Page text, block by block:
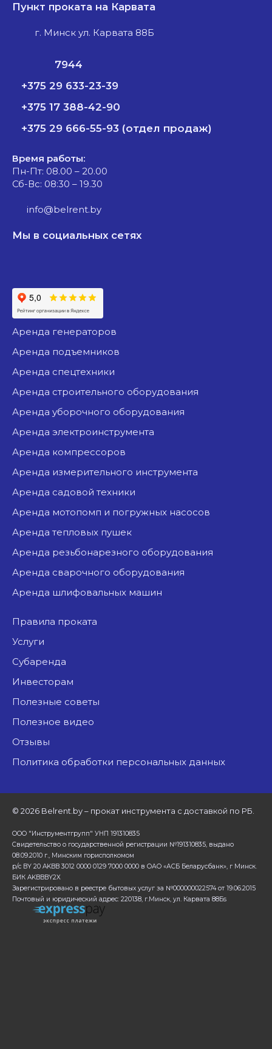
Пункт проката на Карвата
г. Минск ул. Карвата 88Б
7944
+375 29 633-23-39
+375 17 388-42-90
+375 29 666-55-93 (отдел продаж)
Время работы:
Пн-Пт: 08.00 – 20.00
Сб-Вс: 08:30 – 19.30
info@belrent.by
Мы в социальных сетях
аренда генераторов
аренда подъемников
аренда спецтехники
аренда строительного оборудования
аренда уборочного оборудования
аренда электроинструмента
аренда компрессоров
аренда измерительного инструмента
аренда садовой техники
аренда мотопомп и погружных насосов
аренда тепловых пушек
аренда резьбонарезного оборудования
аренда сварочного оборудования
аренда шлифовальных машин
Правила проката
Услуги
Субаренда
Инвесторам
Полезные советы
Полезное видео
Отзывы
Политика обработки персональных данных
© 2026 Belrent.by – прокат инструмента с доставкой по РБ.
ООО "Инструментгрупп" УНП 191310835
Свидетельство о государственной регистрации №191310835, выдано
08.09.2010 г., Минским горисполкомом
р/с BY 20 AKBB 3012 0000 0129 7000 0000 в ОАО «АСБ Беларусбанк», г Минск.
БИК AKBBBY2X
Зарегистрировано в реестре бытовых услуг за №000000022574 от 19.06.2015
Почтовый и юридический адрес: 220138, г.Минск, ул. Карвата 88Бs